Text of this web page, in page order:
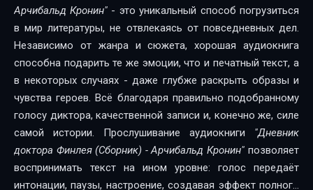
7. Печальные новости и старое пламя
8. Пламя погасло
9. Маленькие страдальцы
10. Тереза
12. Надежды доктора Финлея рухнули
Арчибальд Кронин" - это уникальный способ погрузиться
в мир литературы, не отвлекаясь от повседневных дел.
Независимо от жанра и сюжета, хорошая аудиокнига
способна подарить те же эмоции, что и печатный текст, а
в некоторых случаях - даже глубже раскрыть образы и
чувства героев. Всё благодаря правильно подобранному
голосу диктора, качественной записи и, конечно же, силе
самой истории. Прослушивание аудиокниги "Дневник
доктора Финлея (Сборник) - Арчибальд Кронин" позволяет
воспринимать текст на ином уровне: голос передаёт
интонации, паузы, настроение, создавая эффект полного